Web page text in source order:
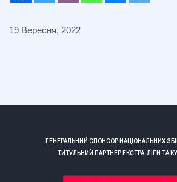
19 Вересня, 2022
ГЕНЕРАЛЬНИЙ СПОНСОР НАЦІОНАЛЬНИХ
ТИТУЛЬНИЙ ПАРТНЕР ЕКСТРА-ЛІГИ ТА